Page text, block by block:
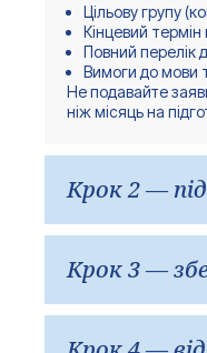
Цільову групу
Кінцевий
Повний перелік
Вимоги до мови
Не подавайте
ніж місяць на
Крок 2 —
Ключові терміни
Якщо ви читаєте
4 тижні до
Крок 3 —
Стандартний